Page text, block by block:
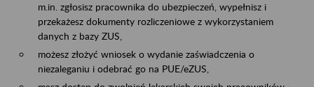
m.in. zgłosisz pracownika do ubezpieczeń, wypełnisz i
przekażesz dokumenty rozliczeniowe z wykorzystaniem
danych z bazy ZUS,
możesz złożyć wniosek o wydanie zaświadczenia o
niezaleganiu i odebrać go na PUE/eZUS,